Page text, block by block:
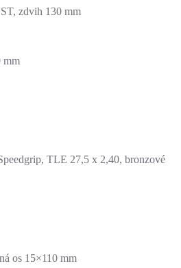
zdvih 130 mm
mm
TLE 27,5 x 2,40, bronzové
os 15×110 mm